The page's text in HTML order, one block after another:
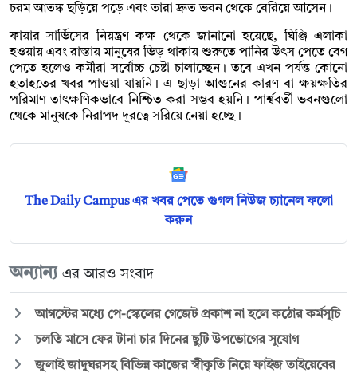
চরম আতঙ্ক ছড়িয়ে পড়ে এবং তারা দ্রুত ভবন থেকে বেরিয়ে আসেন।
ফায়ার সার্ভিসের নিয়ন্ত্রণ কক্ষ থেকে জানানো হয়েছে, ঘিঞ্জি এলাকা
হওয়ায় এবং রাস্তায় মানুষের ভিড় থাকায় শুরুতে পানির উৎস পেতে বেগ
পেতে হলেও কর্মীরা সর্বোচ্চ চেষ্টা চালাচ্ছেন। তবে এখন পর্যন্ত কোনো
হতাহতের খবর পাওয়া যায়নি। এ ছাড়া আগুনের কারণ বা ক্ষয়ক্ষতির
পরিমাণ তাৎক্ষণিকভাবে নিশ্চিত করা সম্ভব হয়নি। পার্শ্ববর্তী ভবনগুলো
থেকে মানুষকে নিরাপদ দূরত্বে সরিয়ে নেয়া হচ্ছে।
The Daily Campus এর খবর পেতে গুগল নিউজ চ্যানেল ফলো
করুন
অন্যান্য এর আরও সংবাদ
আগস্টের মধ্যে পে-স্কেলের গেজেট প্রকাশ না হলে কঠোর কর্মসূচি
চলতি মাসে ফের টানা চার দিনের ছুটি উপভোগের সুযোগ
জুলাই জাদুঘরসহ বিভিন্ন কাজের স্বীকৃতি নিয়ে ফাইজ তাইয়েবের